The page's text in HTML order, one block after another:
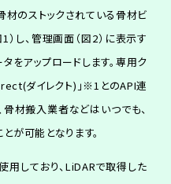
のストックされている骨材ビ
し、管理画面（図2）に表示す
をアップロードします。専用ク
ダイレクト)」※1とのAPI連
材搬入業者などはいつでも、
が可能となります。
しており、LiDARで取得した